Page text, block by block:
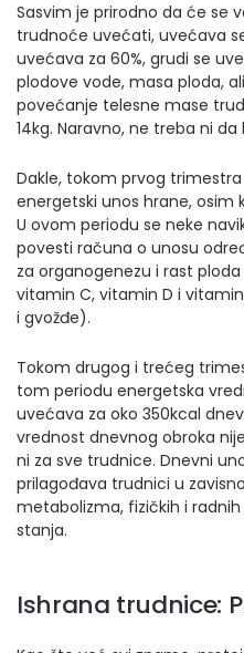
Sasvim je prirodno da će se
trudnoće uvećati, uvećava
uvećava za 60%, grudi se
plodove vode, masa ploda,
povećanje telesne mase
14kg. Naravno, ne treba ni
Dakle, tokom prvog
energetski unos hrane,
U ovom periodu se neke
povesti računa o unosu
za organogenezu i rast
vitamin C, vitamin D i
i gvožđe).
Tokom drugog i trećeg
tom periodu energetska
uvećava za oko 350kcal
vrednost dnevnog obroka
ni za sve trudnice. Dnevni
prilagođava trudnici u
metabolizma, fizičkih i
stanja.
Ishrana trudnice: